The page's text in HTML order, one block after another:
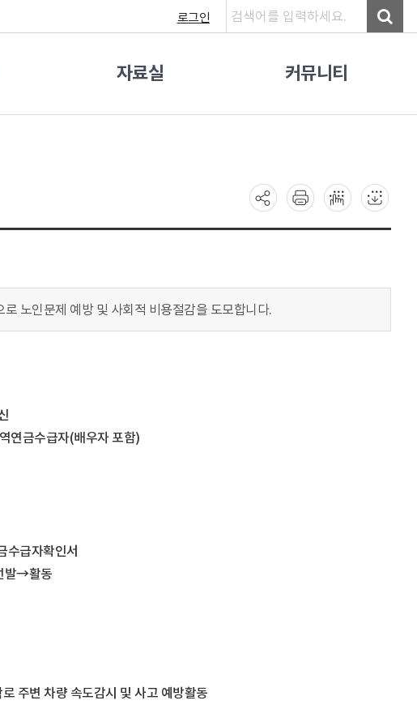
자료실 커뮤니티
로그인
노인문제 예방 및 사회적 비용절감을 도모합니다.
연금수급자(배우자 포함)
수급자확인서
발→활동
주변 차량 속도감시 및 사고 예방활동